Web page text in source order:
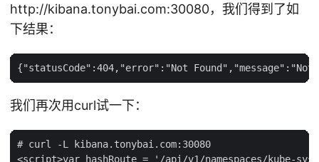
http://kibana.tonybai.com:30080，我们得到了如
下结果：
我们再次用curl试一下：
# curl -L kibana.tonybai.com:30080
<script>var hashRoute = '/api/v1/namespaces/kube-